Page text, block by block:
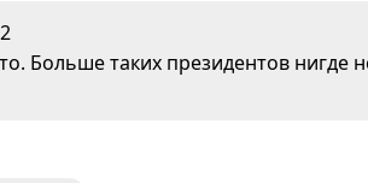
Больше таких президентов нигде